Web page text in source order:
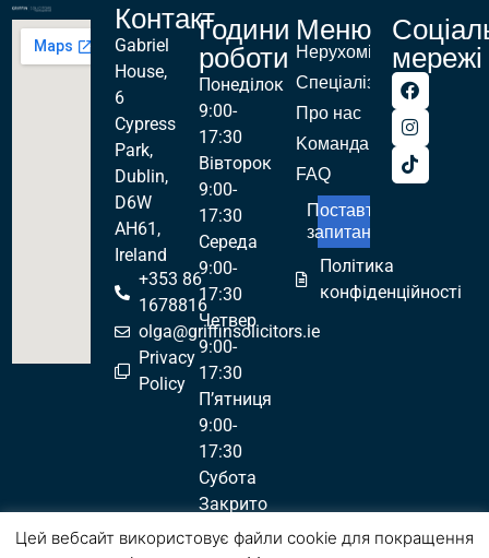
Контакт
Gabriel
House,
6
Cypress
Park,
Dublin,
D6W
AH61,
Ireland
+353 86
1678816
olga@griffinsolicitors.ie
Privacy
Policy
Години
роботи
Понеділок
9:00-
17:30
Вівторок
9:00-
17:30
Середа
9:00-
17:30
Четвер
9:00-
17:30
П’ятниця
9:00-
17:30
Субота
Закрито
Неділя
Меню
Нерухомість
Спеціалізації
Про нас
Kоманда
FAQ
Поставте
запитання!
Політика
конфіденційності
мережі
Цей вебсайт використовує файли cookie для покращення